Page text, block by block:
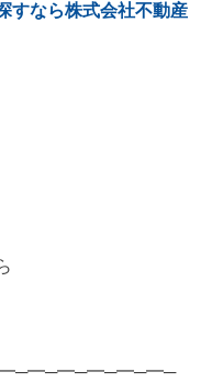
すなら株式会社不動産